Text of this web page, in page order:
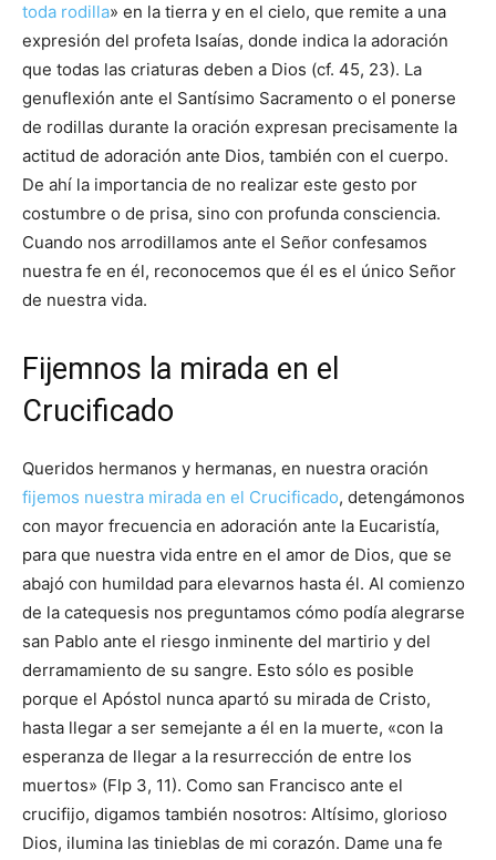
toda rodilla» en la tierra y en el cielo, que remite a una
expresión del profeta Isaías, donde indica la adoración
que todas las criaturas deben a Dios (cf. 45, 23). La
genuflexión ante el Santísimo Sacramento o el ponerse
de rodillas durante la oración expresan precisamente la
actitud de adoración ante Dios, también con el cuerpo.
De ahí la importancia de no realizar este gesto por
costumbre o de prisa, sino con profunda consciencia.
Cuando nos arrodillamos ante el Señor confesamos
nuestra fe en él, reconocemos que él es el único Señor
de nuestra vida.
Fijemnos la mirada en el
Crucificado
Queridos hermanos y hermanas, en nuestra oración
fijemos nuestra mirada en el Crucificado, detengámonos
con mayor frecuencia en adoración ante la Eucaristía,
para que nuestra vida entre en el amor de Dios, que se
abajó con humildad para elevarnos hasta él. Al comienzo
de la catequesis nos preguntamos cómo podía alegrarse
san Pablo ante el riesgo inminente del martirio y del
derramamiento de su sangre. Esto sólo es posible
porque el Apóstol nunca apartó su mirada de Cristo,
hasta llegar a ser semejante a él en la muerte, «con la
esperanza de llegar a la resurrección de entre los
muertos» (Flp 3, 11). Como san Francisco ante el
crucifijo, digamos también nosotros: Altísimo, glorioso
Dios, ilumina las tinieblas de mi corazón. Dame una fe